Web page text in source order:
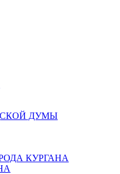
ДУМЫ
КУРГАНА